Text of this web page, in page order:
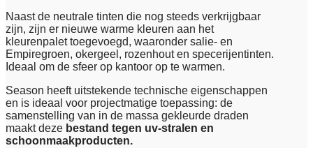
Naast de neutrale tinten die nog steeds verkrijgbaar
zijn, zijn er nieuwe warme kleuren aan het
kleurenpalet toegevoegd, waaronder salie- en
Empiregroen, okergeel, rozenhout en specerijentinten.
Ideaal om de sfeer op kantoor op te warmen.
Season heeft uitstekende technische eigenschappen
en is ideaal voor projectmatige toepassing: de
samenstelling van in de massa gekleurde draden
maakt deze bestand tegen uv-stralen en
schoonmaakproducten.